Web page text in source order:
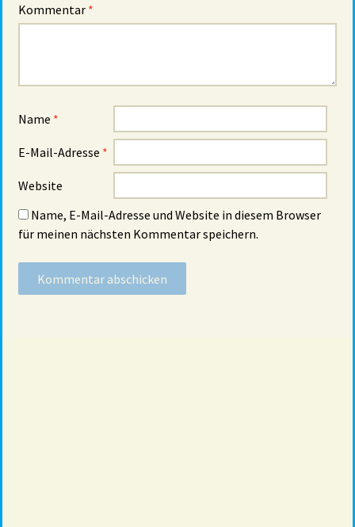
Kommentar *
Name *
E-Mail-Adresse *
Website
Name, E-Mail-Adresse und Website in diesem Browser
für meinen nächsten Kommentar speichern.